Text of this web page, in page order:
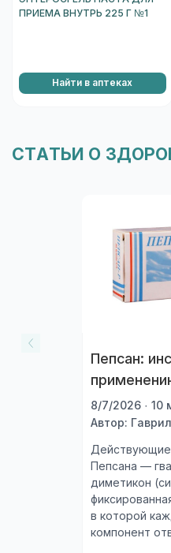
ПРИЕМА ВНУТРЬ 225 Г №1
Найти в аптеках
СТАТЬИ О
Пепсан:
8/7/2026 · 10
Автор:
Пепсана —
диметикон
в которой
компонент